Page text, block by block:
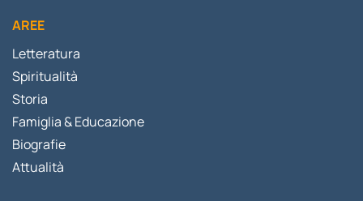
AREE
Letteratura
Spiritualità
Storia
Famiglia & Educazione
Biografie
Attualità